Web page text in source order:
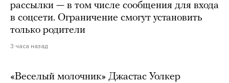
рассылки — в том числе сообщения для входа
в соцсети. Ограничение смогут установить
только родители
3 часа назад
«Веселый молочник» Джастас Уолкер